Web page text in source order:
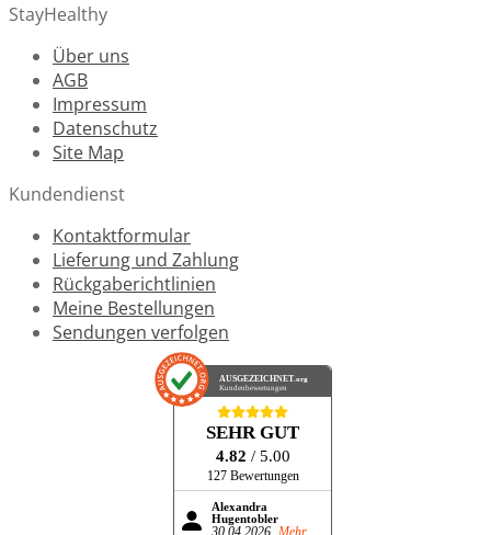
StayHealthy
Über uns
AGB
Impressum
Datenschutz
Site Map
Kundendienst
Kontaktformular
Lieferung und Zahlung
Rückgaberichtlinien
Meine Bestellungen
Sendungen verfolgen
AUSGEZEICHNET.org
Kundenbewertungen
SEHR GUT
4.82 / 5.00
127 Bewertungen
Alexandra
Hugentobler